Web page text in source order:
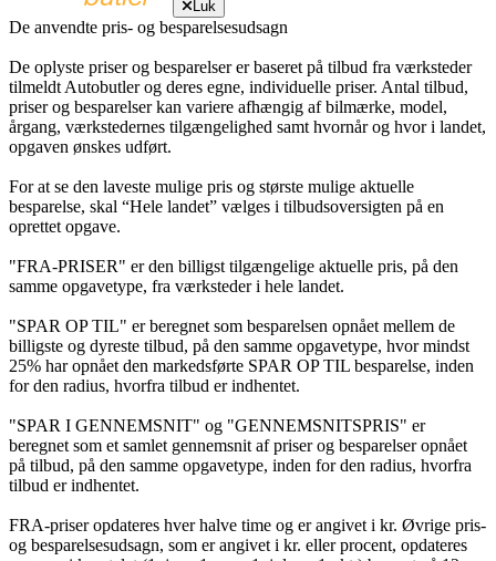
Luk
De anvendte pris- og besparelsesudsagn
De oplyste priser og besparelser er baseret på tilbud fra værksteder
tilmeldt Autobutler og deres egne, individuelle priser. Antal tilbud,
priser og besparelser kan variere afhængig af bilmærke, model,
årgang, værkstedernes tilgængelighed samt hvornår og hvor i landet,
opgaven ønskes udført.
For at se den laveste mulige pris og største mulige aktuelle
besparelse, skal “Hele landet” vælges i tilbudsoversigten på en
oprettet opgave.
"FRA-PRISER" er den billigst tilgængelige aktuelle pris, på den
samme opgavetype, fra værksteder i hele landet.
"SPAR OP TIL" er beregnet som besparelsen opnået mellem de
billigste og dyreste tilbud, på den samme opgavetype, hvor mindst
25% har opnået den markedsførte SPAR OP TIL besparelse, inden
for den radius, hvorfra tilbud er indhentet.
"SPAR I GENNEMSNIT" og "GENNEMSNITSPRIS" er
beregnet som et samlet gennemsnit af priser og besparelser opnået
på tilbud, på den samme opgavetype, inden for den radius, hvorfra
tilbud er indhentet.
FRA-priser opdateres hver halve time og er angivet i kr. Øvrige pris-
og besparelsesudsagn, som er angivet i kr. eller procent, opdateres